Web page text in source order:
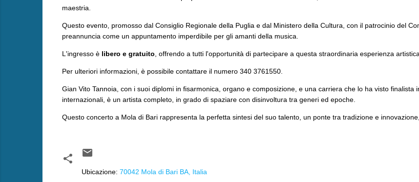
maestria.
​Questo evento, promosso dal Consiglio Regionale della Puglia e dal Ministero della Cultura, con il patrocinio del
preannuncia come un appuntamento imperdibile per gli amanti della musica.
L'ingresso è libero e gratuito , offrendo a tutti l'opportunità di partecipare a questa straordinaria esperienza
Per ulteriori informazioni, è possibile contattare il numero 340 3761550.
​Gian Vito Tannoia, con i suoi diplomi in fisarmonica, organo e composizione, e una carriera che lo ha visto finalista
internazionali, è un artista completo, in grado di spaziare con disinvoltura tra generi ed epoche.
Questo concerto a Mola di Bari rappresenta la perfetta sintesi del suo talento, un ponte tra tradizione e
Ubicazione: 70042 Mola di Bari BA, Italia